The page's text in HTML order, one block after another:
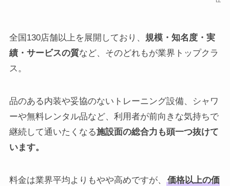
全国130店舗以上を展開しており、 規模・知名度・実
績・サービスの質など、そのどれもが業界トップクラ
ス。
品のある内装や妥協のないトレーニング設備、シャワ
ーや無料レンタル品など、利用者が前向きな気持ちで
継続して通いたくなる施設面の総合力も頭一つ抜けて
います。
料金は業界平均よりもやや高めですが、
価格以上の価